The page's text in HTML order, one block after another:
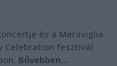
és a Meraviglia
Celebration fesztivál
Bővebben...